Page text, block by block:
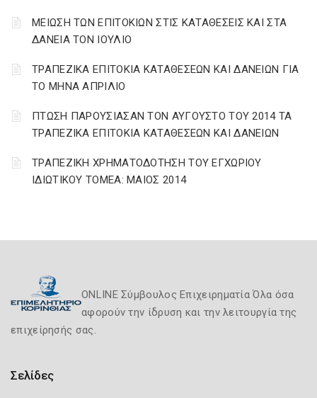
ΜΕΙΩΣΗ ΤΩΝ ΕΠΙΤΟΚΙΩΝ ΣΤΙΣ ΚΑΤΑΘΕΣΕΙΣ ΚΑΙ ΣΤΑ
ΔΑΝΕΙΑ ΤΟΝ ΙΟΥΛΙΟ
ΤΡΑΠΕΖΙΚΑ ΕΠΙΤΟΚΙΑ ΚΑΤΑΘΕΣΕΩΝ ΚΑΙ ΔΑΝΕΙΩΝ ΓΙΑ
ΤΟ ΜΗΝΑ ΑΠΡΙΛΙΟ
ΠΤΩΣΗ ΠΑΡΟΥΣΙΑΣΑΝ ΤΟΝ ΑΥΓΟΥΣΤΟ ΤΟΥ 2014 ΤΑ
ΤΡΑΠΕΖΙΚΑ ΕΠΙΤΟΚΙΑ ΚΑΤΑΘΕΣΕΩΝ ΚΑΙ ΔΑΝΕΙΩΝ
ΤΡΑΠΕΖΙΚΗ ΧΡΗΜΑΤΟΔΟΤΗΣΗ ΤΟΥ ΕΓΧΩΡΙΟΥ
ΙΔΙΩΤΙΚΟΥ ΤΟΜΕΑ: ΜΑΙΟΣ 2014
ONLINE Σύμβουλος Επιχειρηματία Όλα όσα
αφορούν την ίδρυση και την λειτουργία της
επιχείρησής σας.
Σελίδες